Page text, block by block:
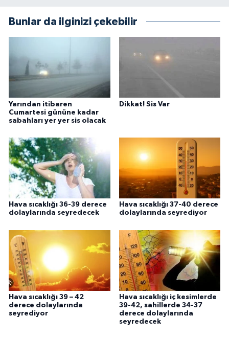
Bunlar da ilginizi çekebilir
Yarından itibaren
Cumartesi gününe kadar
sabahları yer yer sis olacak
Dikkat! Sis Var
Hava sıcaklığı 36-39 derece
dolaylarında seyredecek
Hava sıcaklığı 37-40 derece
dolaylarında seyrediyor
Hava sıcaklığı 39 – 42
derece dolaylarında
seyrediyor
Hava sıcaklığı iç kesimlerde
39-42, sahillerde 34-37
derece dolaylarında
seyredecek